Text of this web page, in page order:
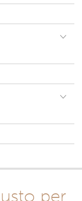
per